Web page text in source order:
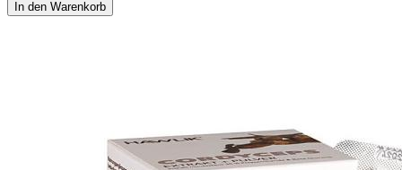
In den Warenkorb